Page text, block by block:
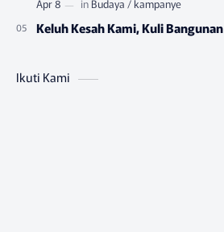
Keluh Kesah Kami, Kuli Bangunan
Ikuti Kami